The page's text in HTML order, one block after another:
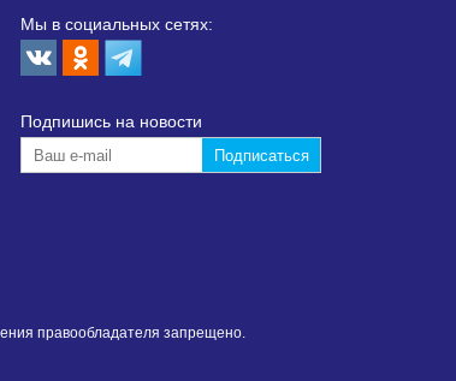
Мы в социальных сетях:
Подпишиcь на новости
правообладателя запрещено.